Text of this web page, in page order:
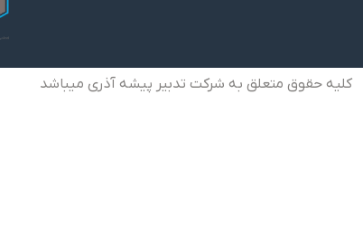
کلیه حقوق متعلق به شرکت تدبیر پیشه آذری میباشد